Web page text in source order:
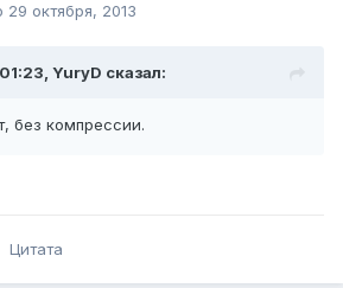
29 октября, 2013
YuryD сказал:
без компрессии.
Цитата